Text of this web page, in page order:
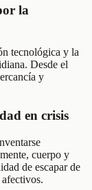
la
tecnológica y la
Desde el
y
en crisis
cuerpo y
de escapar de